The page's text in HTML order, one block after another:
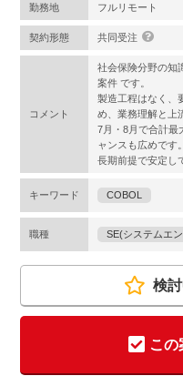
勤務地 フルリモート
契約形態 共同受注
コメント
社会保険分野の知
案件 です。
製造工程はなく、
め、業務理解と上
7月・8月で合計最
ャンスも広めです。
長期前提で安定し
キーワード COBOL
職種 SE(システムエ
検
この